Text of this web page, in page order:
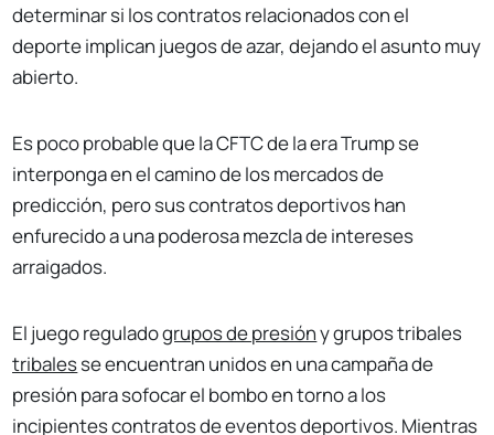
determinar si los contratos relacionados con el
deporte implican juegos de azar, dejando el asunto muy
abierto.
Es poco probable que la CFTC de la era Trump se
interponga en el camino de los mercados de
predicción, pero sus contratos deportivos han
enfurecido a una poderosa mezcla de intereses
arraigados.
El juego reguladogrupos de presióny grupos tribales
tribalesse encuentran unidos en una campaña de
presión para sofocar el bombo en torno a los
incipientes contratos de eventos deportivos. Mientras